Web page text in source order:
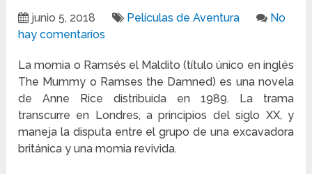
junio 5, 2018 Películas de Aventura
No
hay comentarios
La momia o Ramsés el Maldito (título único en inglés
The Mummy o Ramses the Damned) es una novela
de Anne Rice distribuida en 1989. La trama
transcurre en Londres, a principios del siglo XX, y
maneja la disputa entre el grupo de una excavadora
británica y una momia revivida.